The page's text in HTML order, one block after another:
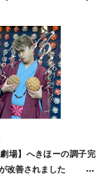
劇場】へきほーの調子完
改善されました